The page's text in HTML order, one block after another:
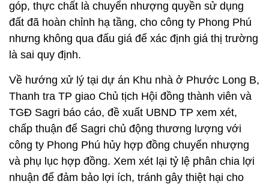
góp, thực chất là chuyển nhượng quyền sử dụng
đất đã hoàn chỉnh hạ tầng, cho công ty Phong Phú
nhưng không qua đấu giá để xác định giá thị trường
là sai quy định.
Về hướng xử lý tại dự án Khu nhà ở Phước Long B,
Thanh tra TP giao Chủ tịch Hội đồng thành viên và
TGĐ Sagri báo cáo, đề xuất UBND TP xem xét,
chấp thuận để Sagri chủ động thương lượng với
công ty Phong Phú hủy hợp đồng chuyển nhượng
và phụ lục hợp đồng. Xem xét lại tỷ lệ phân chia lợi
nhuận để đảm bảo lợi ích, tránh gây thiệt hại cho